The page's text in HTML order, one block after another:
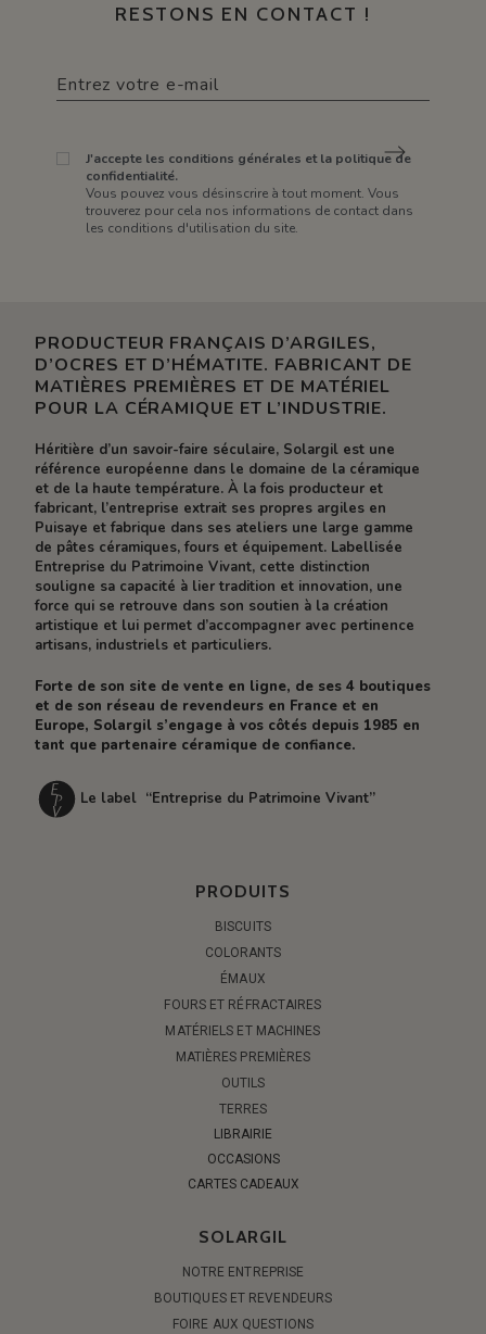
RESTONS EN CONTACT !
J'accepte les conditions générales et la politique de
confidentialité.
Vous pouvez vous désinscrire à tout moment. Vous
trouverez pour cela nos informations de contact dans
les conditions d'utilisation du site.
PRODUCTEUR FRANÇAIS D’ARGILES,
D’OCRES ET D’HÉMATITE. FABRICANT DE
MATIÈRES PREMIÈRES ET DE MATÉRIEL
POUR LA CÉRAMIQUE ET L’INDUSTRIE.
Héritière d’un savoir-faire séculaire, Solargil est une
référence européenne dans le domaine de la céramique
et de la haute température. À la fois producteur et
fabricant, l’entreprise extrait ses propres argiles en
Puisaye et fabrique dans ses ateliers une large gamme
de pâtes céramiques, fours et équipement. Labellisée
Entreprise du Patrimoine Vivant, cette distinction
souligne sa capacité à lier tradition et innovation, une
force qui se retrouve dans son soutien à la création
artistique et lui permet d’accompagner avec pertinence
artisans, industriels et particuliers.
Forte de son site de vente en ligne, de ses 4 boutiques
et de son réseau de revendeurs en France et en
Europe, Solargil s’engage à vos côtés depuis 1985 en
tant que partenaire céramique de confiance.
Le label “Entreprise du Patrimoine Vivant”
PRODUITS
BISCUITS
COLORANTS
ÉMAUX
FOURS ET RÉFRACTAIRES
MATÉRIELS ET MACHINES
MATIÈRES PREMIÈRES
OUTILS
TERRES
LIBRAIRIE
OCCASIONS
CARTES CADEAUX
SOLARGIL
NOTRE ENTREPRISE
BOUTIQUES ET REVENDEURS
FOIRE AUX QUESTIONS